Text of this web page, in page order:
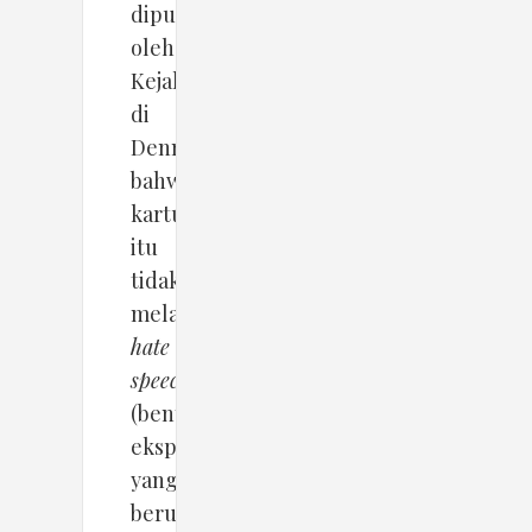
diputuskan
oleh
Kejaksaan
di
Denmark
bahwa
kartun
itu
tidak
melanggar
hate
speech
(bentuk
ekspresi
yang
berupa